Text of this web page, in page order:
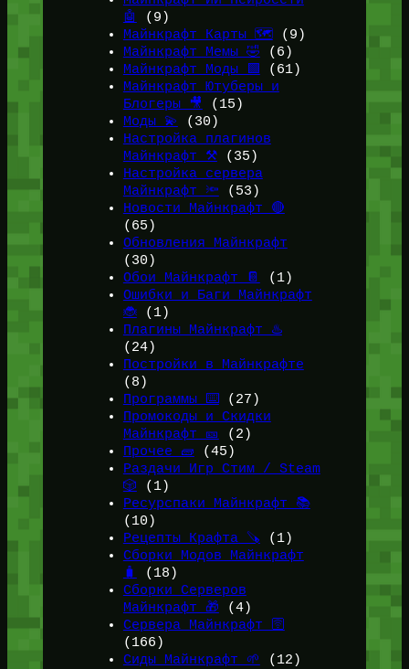
🤖
(9)
Майнкрафт Карты 🗺️(9)
Майнкрафт Мемы 🤣 (6)
Майнкрафт Моды 🟩 (61)
Майнкрафт Ютуберы и
Блогеры 🎥
(15)
Моды 💫
(30)
Настройка плагинов
Майнкрафт ⚒️(35)
Настройка сервера
Майнкрафт 🔦 (53)
Новости Майнкрафт 🔴
(65)
Обновления Майнкрафт
(30)
Обои Майнкрафт 📔
(1)
Ошибки и Баги Майнкрафт
🐞(1)
Плагины Майнкрафт ♨️
(24)
Постройки в Майнкрафте
(8)
Программы ⌨️(27)
Промокоды и Скидки
Майнкрафт 🎫
(2)
Прочее 🧱 (45)
Раздачи Игр Стим / Steam
🎲 (1)
Ресурспаки Майнкрафт 📚
(10)
Рецепты Крафта 🪚 (1)
Сборки Модов Майнкрафт
🧳
(18)
Сборки Серверов
Майнкрафт 🎁 (4)
Сервера Майнкрафт 🛜
(166)
Сиды Майнкрафт 🌱
(12)